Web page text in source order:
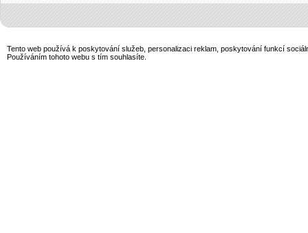
Tento web používá k poskytování služeb, personalizaci reklam, poskytování funkcí
Používáním tohoto webu s tím souhlasíte.